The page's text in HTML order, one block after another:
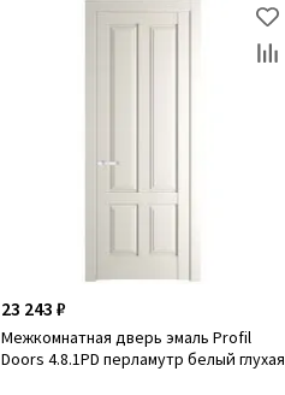
23 243 ₽
Межкомнатная дверь эмаль Profil
Doors 4.8.1PD перламутр белый глухая